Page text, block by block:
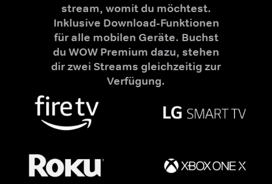
stream, womit du möchtest.
Inklusive Download-Funktionen
für alle mobilen Geräte. Buchst
du WOW Premium dazu, stehen
dir zwei Streams gleichzeitig zur
Verfügung.